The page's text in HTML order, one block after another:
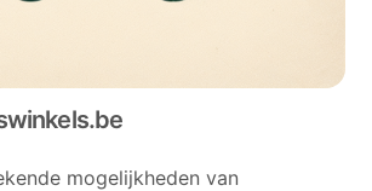
mogelijkheden van